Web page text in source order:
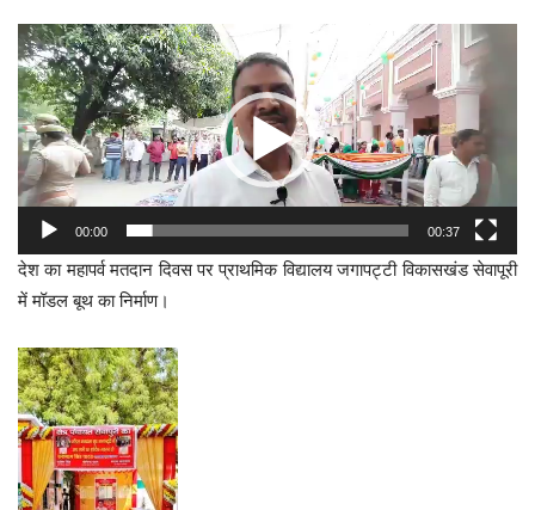
Video
Player
00:00 00:37
देश का महापर्व मतदान दिवस पर प्राथमिक विद्यालय जगापट्टी विकासखंड सेवापूरी
में मॉडल बूथ का निर्माण।